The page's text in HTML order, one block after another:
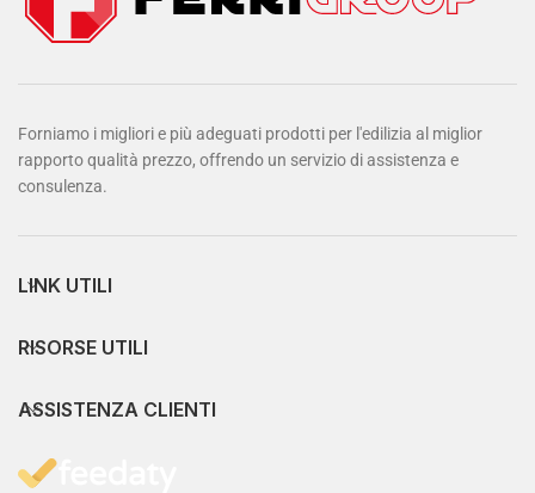
Forniamo i migliori e più adeguati prodotti per l'edilizia al miglior
rapporto qualità prezzo, offrendo un servizio di assistenza e
consulenza.
LINK UTILI
RISORSE UTILI
ASSISTENZA CLIENTI